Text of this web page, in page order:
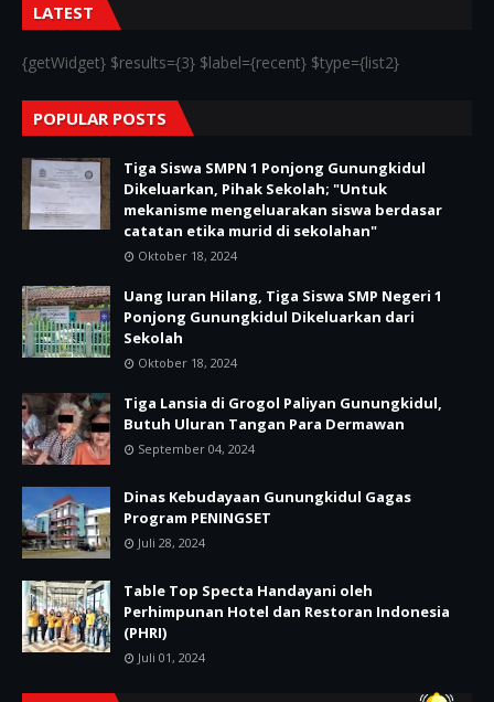
LATEST
{getWidget} $results={3} $label={recent} $type={list2}
POPULAR POSTS
Tiga Siswa SMPN 1 Ponjong Gunungkidul
Dikeluarkan, Pihak Sekolah; "Untuk
mekanisme mengeluarakan siswa berdasar
catatan etika murid di sekolahan"
Oktober 18, 2024
Uang Iuran Hilang, Tiga Siswa SMP Negeri 1
Ponjong Gunungkidul Dikeluarkan dari
Sekolah
Oktober 18, 2024
Tiga Lansia di Grogol Paliyan Gunungkidul,
Butuh Uluran Tangan Para Dermawan
September 04, 2024
Dinas Kebudayaan Gunungkidul Gagas
Program PENINGSET
Juli 28, 2024
Table Top Specta Handayani oleh
Perhimpunan Hotel dan Restoran Indonesia
(PHRI)
Juli 01, 2024